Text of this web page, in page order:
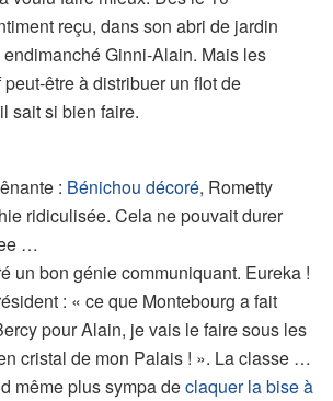
reçu, dans son abri de jardin
Ginni-Alain. Mais les
être à distribuer un flot de
sait si bien faire.
: Bénichou décoré, Rometty
ridiculisée. Cela ne pouvait durer
…
un bon génie communiquant. Eureka !
: « ce que Montebourg a fait
pour Alain, je vais le faire sous les
cristal de mon Palais ! ». La classe …
même plus sympa declaquer la bise à